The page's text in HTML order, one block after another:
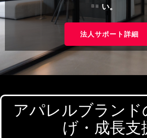
い。
法人サポート詳細
アパレルブランド
げ・成長支